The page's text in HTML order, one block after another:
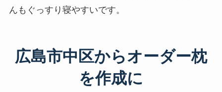
んもぐっすり寝やすいです。
広島市中区からオーダー枕
を作成に